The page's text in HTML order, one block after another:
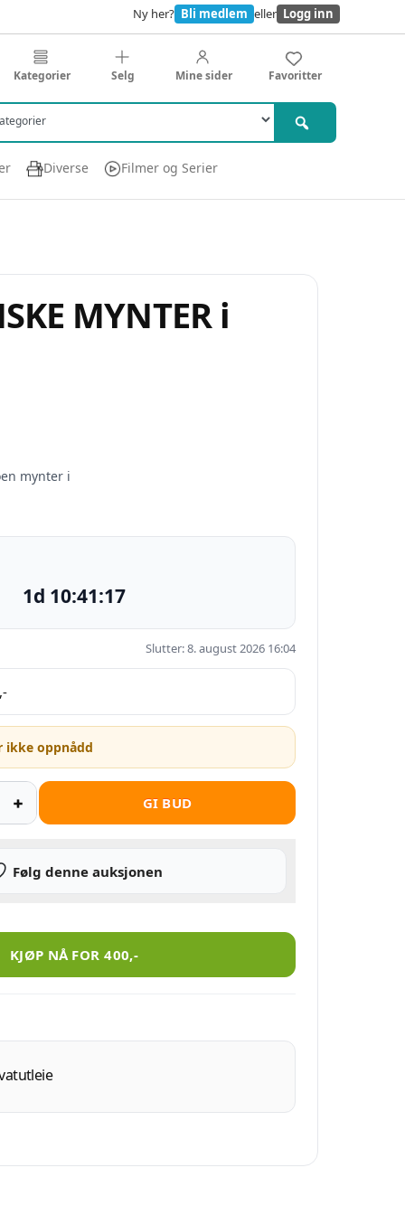
Ny her? Bli medlem eller Logg inn
Kategorier Selg Mine sider Favoritter
Diverse Filmer og Serier
MYNTER i
mynter i
1d 10:41:16
Slutter: 8. august 2026 16:04
,-
ikke oppnådd
GI BUD
Følg denne auksjonen
KJØP NÅ FOR 400,-